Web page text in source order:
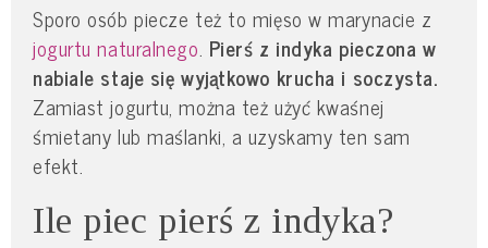
Sporo osób piecze też to mięso w marynacie z
jogurtu naturalnego. Pierś z indyka pieczona w
nabiale staje się wyjątkowo krucha i soczysta.
Zamiast jogurtu, można też użyć kwaśnej
śmietany lub maślanki, a uzyskamy ten sam
efekt.
Ile piec pierś z indyka?